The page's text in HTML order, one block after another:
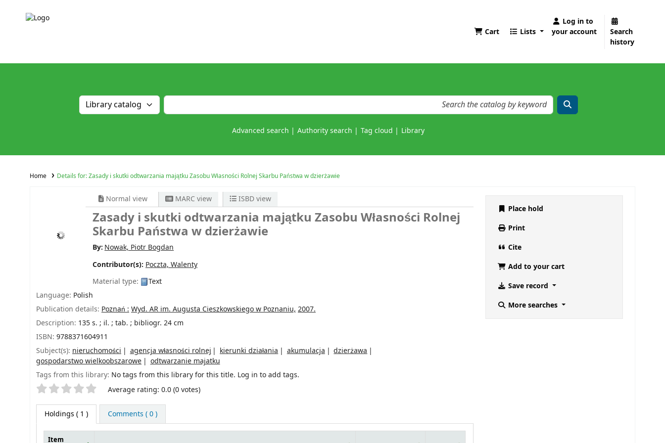
Cart Lists
Log in to
your account
Search
history
Advanced search Authority search Tag cloud Library
Home Details for:Zasady i skutki odtwarzania majątku Zasobu Własności Rolnej Skarbu Państwa w dzierżawie
Normal view MARC view ISBD view
Zasady i skutki odtwarzania majątku Zasobu Własności Rolnej
Skarbu Państwa w dzierżawie
By:Nowak, Piotr Bogdan
Contributor(s): Poczta, Walenty
Material type:
Text
Language: Polish
Publication details: Poznań : Wyd. AR im. Augusta Cieszkowskiego w Poznaniu, 2007.
Description: 135 s. ; il. ; tab. ; bibliogr. 24 cm
ISBN: 9788371604911
Subject(s): nieruchomości agencja własności rolnej kierunki działania akumulacja
dzierżawa
gospodarstwo wielkoobszarowe
odtwarzanie majatku
Tags from this library: No tags from this library for this title. Log in to add tags.
Star ratings Average rating: 0.0 (0 votes)
Holdings ( 1 ) Comments ( 0 )
Item
Place hold
Print
Cite
Add to your cart
Save record
More searches